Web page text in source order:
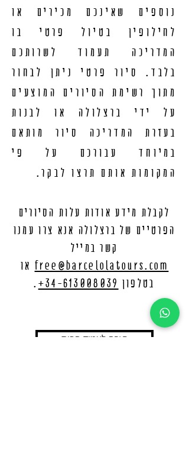
נוספים שאינכם מכירים או
לחילופין בטיול פרטי בו
המדריכה תעמוד לשרותכם
בלבד. סיור פרטי ניתן לבחור
מתוך רשימת הסיורים המוצעים
על ידי ברצלולה או לבנות
בעזרת המדריכה סיור מותאם
במיוחד עבורכם על פי
המקומות אותם תרצו לבקר.
לקבלת מידע אודות עלות הסיורים
הפרטיים של ברצלולה אנא צרו עמנו
קשר במייל
free@barcelolatours.com או
בטלפון 34-613008039+
.
חזרה לעמוד הבית